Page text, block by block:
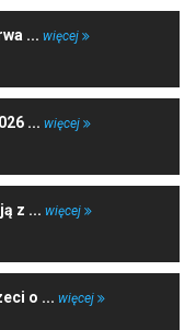
... więcej
... więcej
z ... więcej
o ... więcej